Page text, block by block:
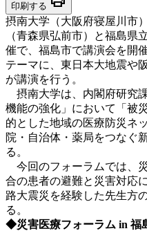
印刷する
摂南大学（大阪府寝屋川市
（青森県弘前市）と福島県
催で、福島市で講演会を開
テーマに、東日本大地震や
が講演を行う。
摂南大学は、内閣府研究
機能の強化」において「被
的とした地域の医療防災ネ
院・自治体・薬局をつなぐ
る。
今回のフォーラムでは、
合の患者の避難と災害対応
路大震災を経験した先生方
る。
◆災害医療フォーラム in 福